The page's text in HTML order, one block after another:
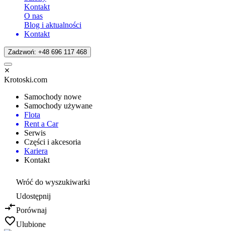
Kontakt
O nas
Blog i aktualności
Kontakt
Zadzwoń: +48 696 117 468
Krotoski.com
Samochody nowe
Samochody używane
Flota
Rent a Car
Serwis
Części i akcesoria
Kariera
Kontakt
Wróć do wyszukiwarki
Udostępnij
Porównaj
Ulubione